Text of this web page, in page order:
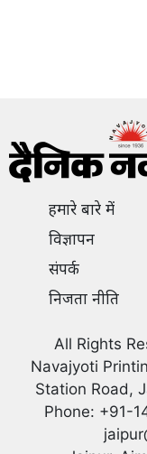
हमारे बारे में
विज्ञापन
संपर्क
निजता नीति
All Rights
Navajyoti
Station Road,
Phone: +91-